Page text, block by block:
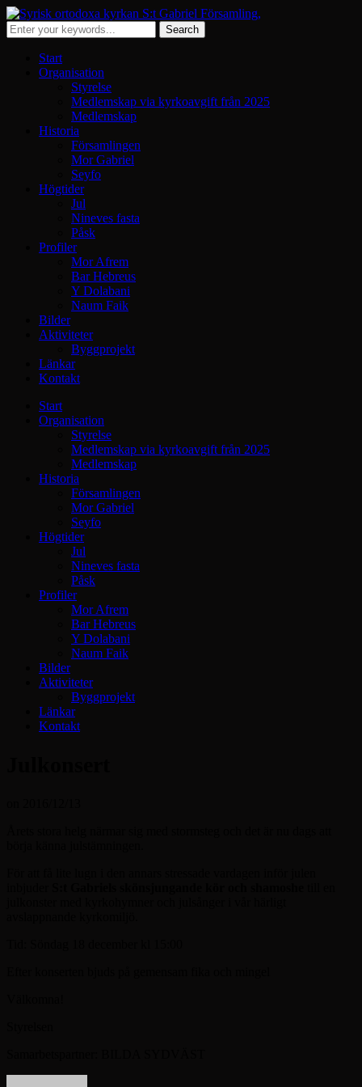
Start
Organisation
Styrelse
Medlemskap via kyrkoavgift från 2025
Medlemskap
Historia
Församlingen
Mor Gabriel
Seyfo
Högtider
Jul
Nineves fasta
Påsk
Profiler
Mor Afrem
Bar Hebreus
Y Dolabani
Naum Faik
Bilder
Aktiviteter
Byggprojekt
Länkar
Kontakt
Start
Organisation
Styrelse
Medlemskap via kyrkoavgift från 2025
Medlemskap
Historia
Församlingen
Mor Gabriel
Seyfo
Högtider
Jul
Nineves fasta
Påsk
Profiler
Mor Afrem
Bar Hebreus
Y Dolabani
Naum Faik
Bilder
Aktiviteter
Byggprojekt
Länkar
Kontakt